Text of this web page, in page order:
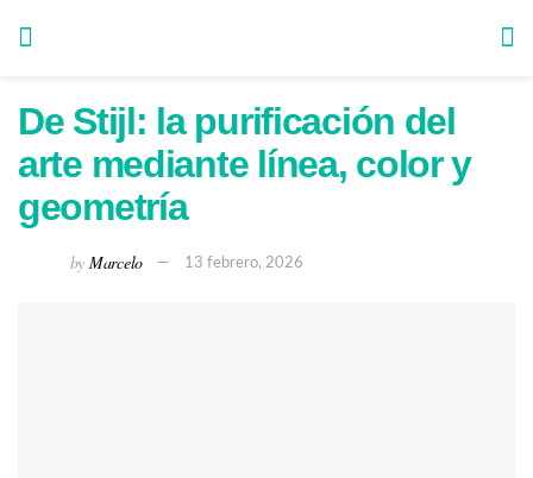
De Stijl: la purificación del
arte mediante línea, color y
geometría
by Marcelo 13 febrero, 2026